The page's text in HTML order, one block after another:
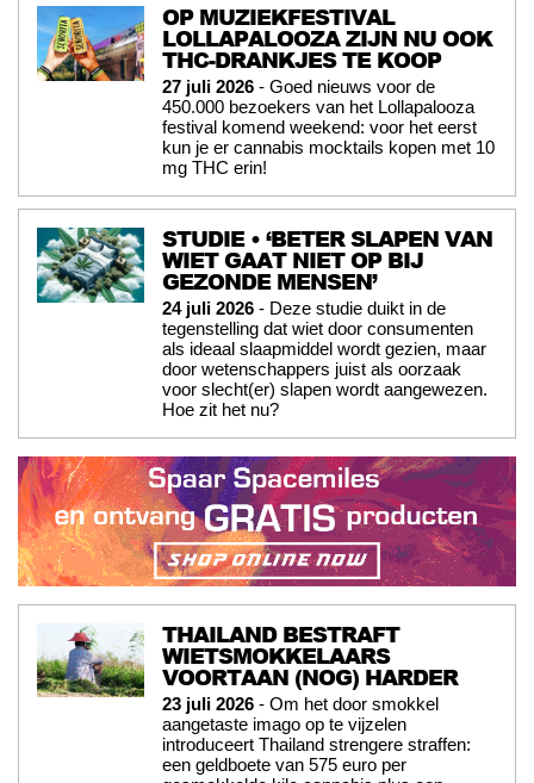
OP MUZIEKFESTIVAL
LOLLAPALOOZA ZIJN NU OOK
THC-DRANKJES TE KOOP
27 juli 2026 - Goed nieuws voor de
450.000 bezoekers van het Lollapalooza
festival komend weekend: voor het eerst
kun je er cannabis mocktails kopen met 10
mg THC erin!
STUDIE • ‘BETER SLAPEN VAN
WIET GAAT NIET OP BIJ
GEZONDE MENSEN’
24 juli 2026 - Deze studie duikt in de
tegenstelling dat wiet door consumenten
als ideaal slaapmiddel wordt gezien, maar
door wetenschappers juist als oorzaak
voor slecht(er) slapen wordt aangewezen.
Hoe zit het nu?
THAILAND BESTRAFT
WIETSMOKKELAARS
VOORTAAN (NOG) HARDER
23 juli 2026 - Om het door smokkel
aangetaste imago op te vijzelen
introduceert Thailand strengere straffen:
een geldboete van 575 euro per